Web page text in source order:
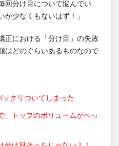
回分け目について悩んでい
少なくもないはず！」
正における「分け目」の失敗
はどのぐらいあるものなので
ックリついてしまった
、トップのボリュームがぺっ
毛矯正失敗
縮毛矯正専門店
美容の力で支える医療
方
過収斂
部分縮毛矯正